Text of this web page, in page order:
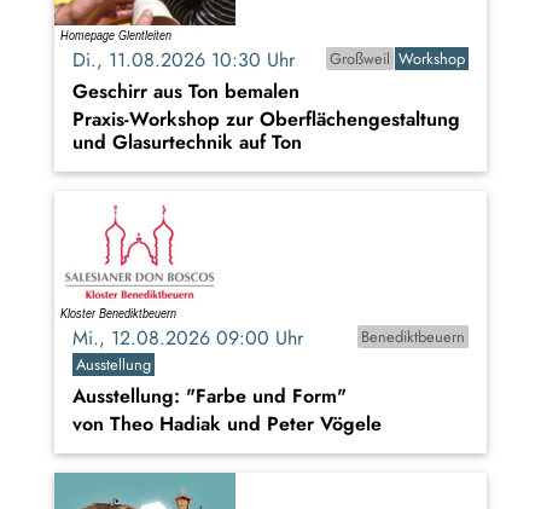
Di., 11.08.2026 10:30 Uhr Großweil Workshop
Geschirr aus Ton bemalen
Praxis-Workshop zur Oberflächengestaltung
und Glasurtechnik auf Ton
Mi., 12.08.2026 09:00 Uhr
Benediktbeuern
Ausstellung
Ausstellung: "Farbe und Form"
von Theo Hadiak und Peter Vögele